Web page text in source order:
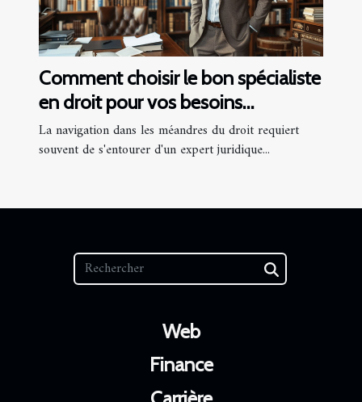
Comment choisir le bon spécialiste
en droit pour vos besoins
juridiques ?
La navigation dans les méandres du droit requiert
souvent de s'entourer d'un expert juridique...
Web
Finance